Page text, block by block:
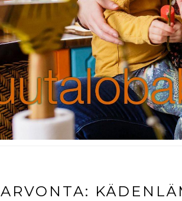
ARVONTA: